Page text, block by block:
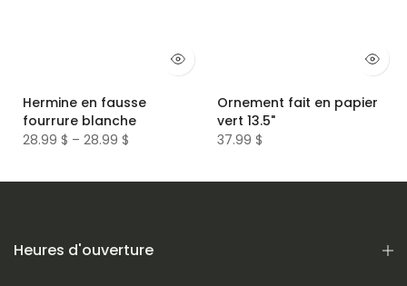
Hermine en fausse
fourrure blanche
28.99 $ – 28.99 $
Ornement fait en papier
vert 13.5"
37.99 $
Heures d'ouverture